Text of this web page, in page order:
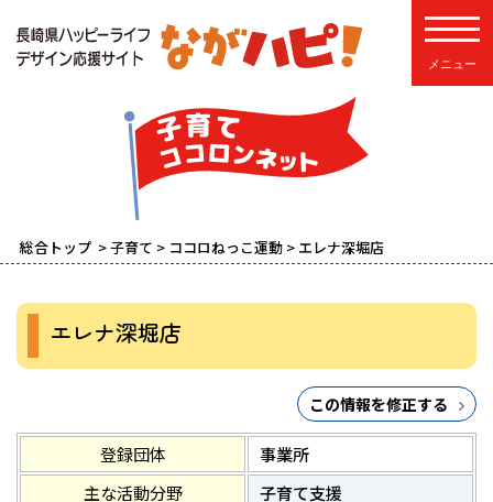
総合トップ >子育て > ココロねっこ運動 > エレナ深堀店
エレナ深堀店
この情報を修正する
登録団体
事業所
主な活動分野
子育て支援